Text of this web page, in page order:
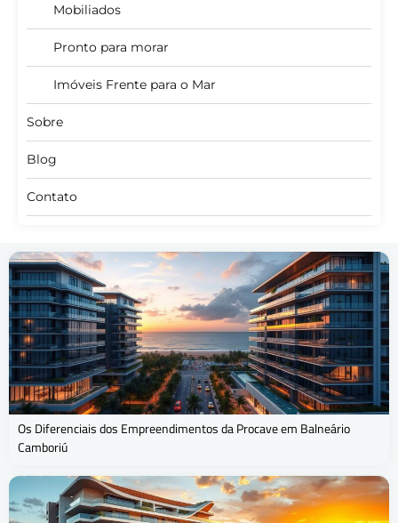
Mobiliados
Pronto para morar
Imóveis Frente para o Mar
Sobre
Blog
Contato
Os Diferenciais dos Empreendimentos da Procave em Balneário
Camboriú